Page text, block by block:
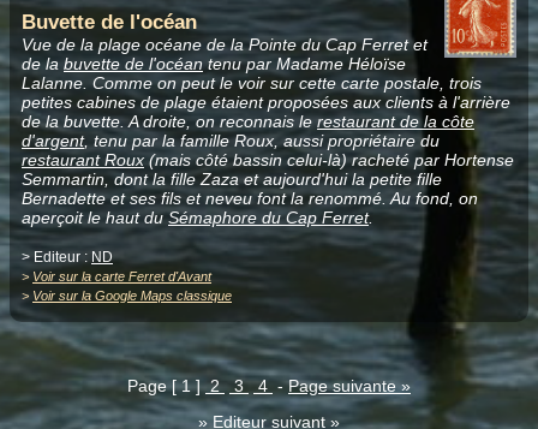
Buvette de l'océan
Vue de la plage océane de la Pointe du Cap Ferret et
de la buvette de l'océantenu par Madame Héloïse
Lalanne. Comme on peut le voir sur cette carte postale, trois
petites cabines de plage étaient proposées aux clients à l'arrière
de la buvette. A droite, on reconnais lerestaurant de la côte
d'argent, tenu par la famille Roux, aussi propriétaire du
restaurant Roux (mais côté bassin celui-là) racheté par Hortense
Semmartin, dont la fille Zaza et aujourd'hui la petite fille
Bernadette et ses fils et neveu font la renommé. Au fond, on
aperçoit le haut duSémaphore du Cap Ferret.
> Editeur : ND
> Voir sur la carte Ferret d'Avant
> Voir sur la Google Maps classique
Page [ 1 ]2 3 4 -Page suivante »
» Editeur suivant »